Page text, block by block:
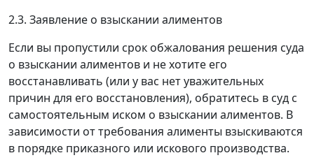
2.3. Заявление о взыскании алиментов
Если вы пропустили срок обжалования решения суда
о взыскании алиментов и не хотите его
восстанавливать (или у вас нет уважительных
причин для его восстановления), обратитесь в суд с
самостоятельным иском о взыскании алиментов. В
зависимости от требования алименты взыскиваются
в порядке приказного или искового производства.